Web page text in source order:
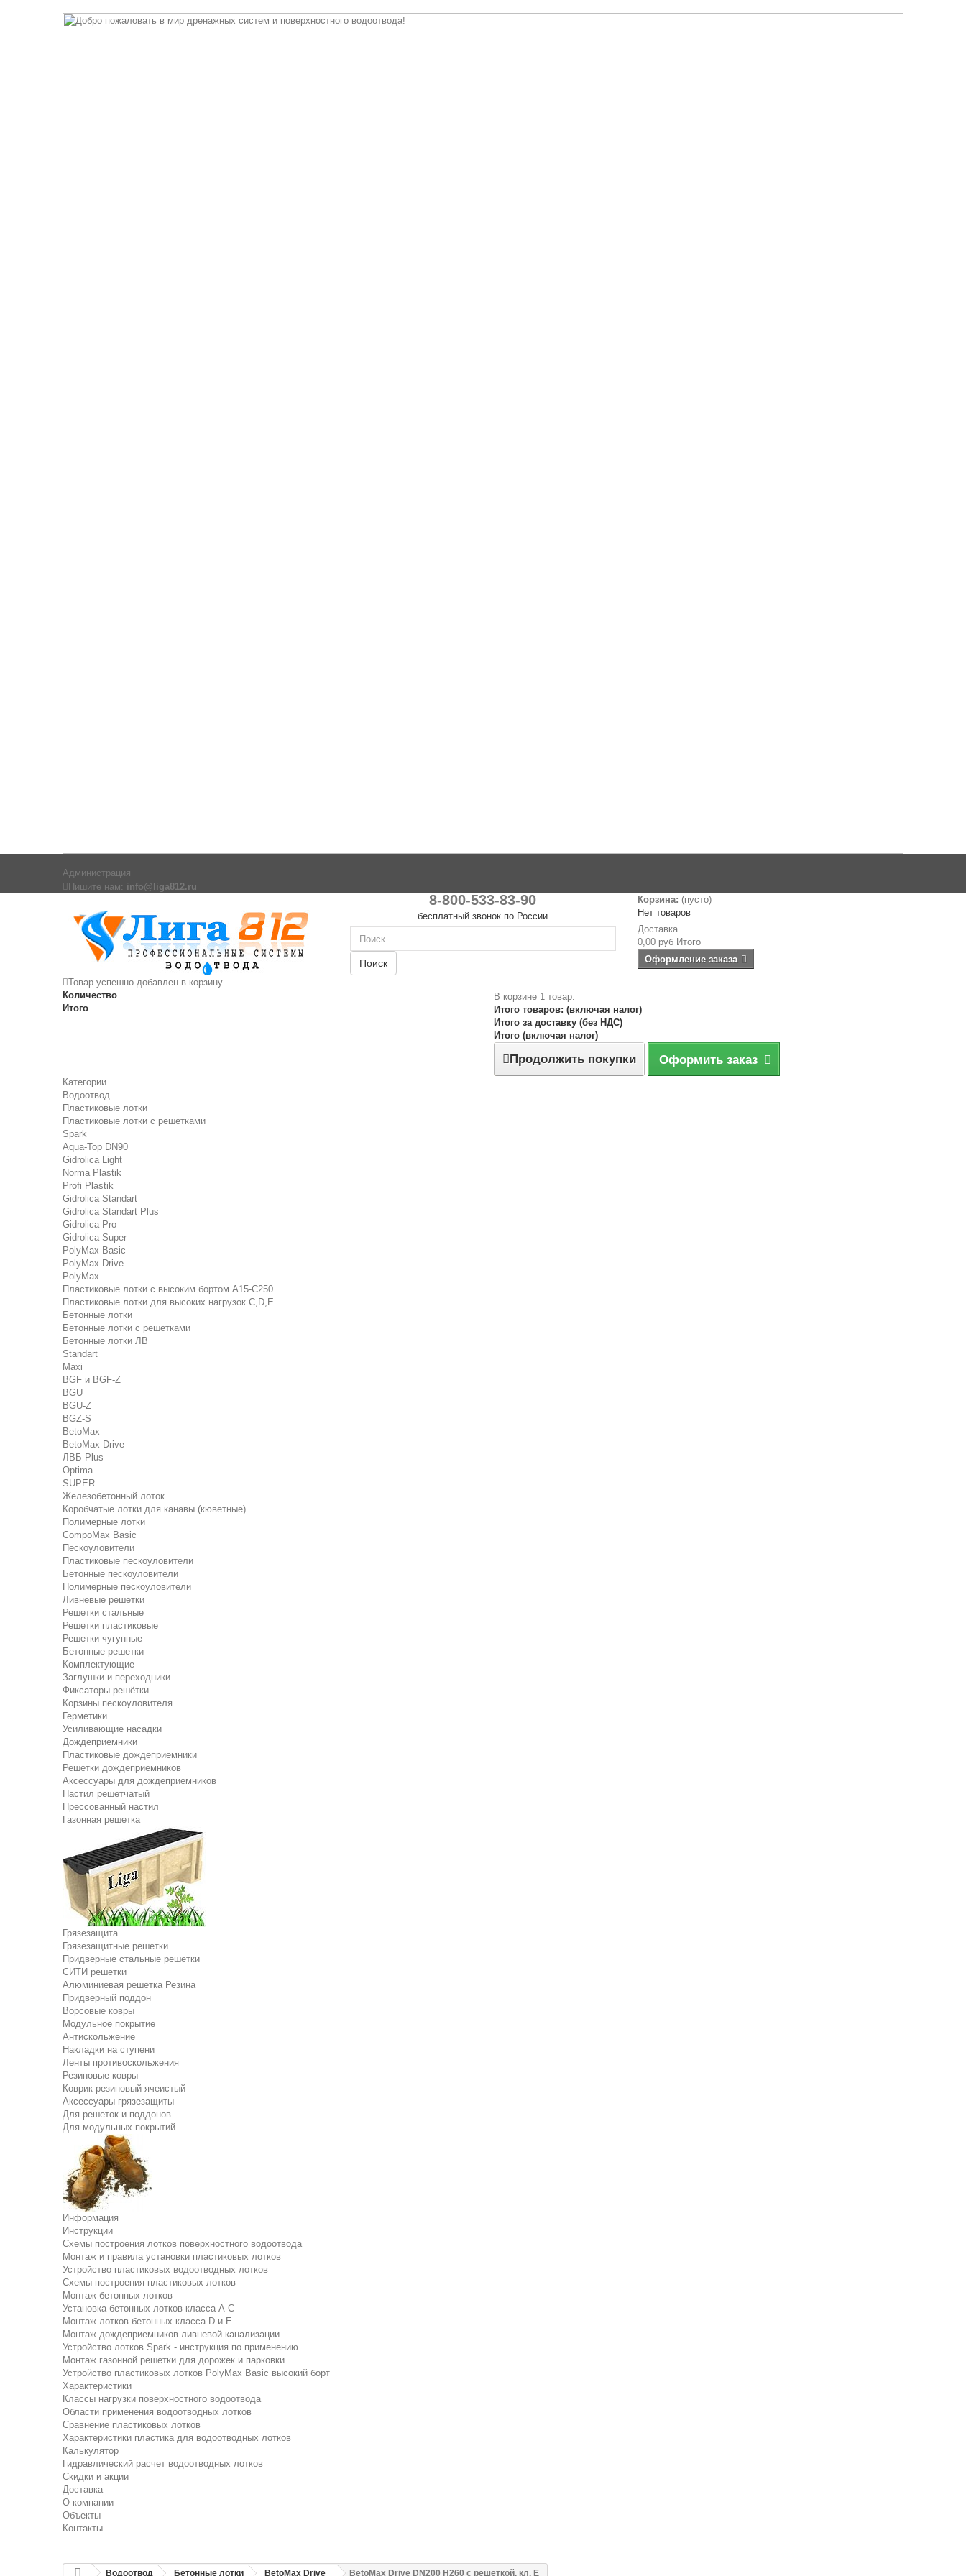
Администрация
Пишите нам: info@liga812.ru
8-800-533-83-90
бесплатный звонок по России
Поиск
Корзина: (пусто)
Нет товаров
Доставка
0,00 руб Итого
Оформление заказа
Товар успешно добавлен в корзину
Количество
Итого
В корзине 1 товар.
Итого товаров: (включая налог)
Итого за доставку (без НДС)
Итого (включая налог)
Продолжить покупки Оформить заказ
Категории
Водоотвод
Пластиковые лотки
Пластиковые лотки с решетками
Spark
Aqua-Top DN90
Gidrolica Light
Norma Plastik
Profi Plastik
Gidrolica Standart
Gidrolica Standart Plus
Gidrolica Pro
Gidrolica Super
PolyMax Basic
PolyMax Drive
PolyMax
Пластиковые лотки с высоким бортом А15-C250
Пластиковые лотки для высоких нагрузок C,D,E
Бетонные лотки
Бетонные лотки с решетками
Бетонные лотки ЛВ
Standart
Maxi
BGF и BGF-Z
BGU
BGU-Z
BGZ-S
BetoMax
BetoMax Drive
ЛВБ Plus
Optima
SUPER
Железобетонный лоток
Коробчатые лотки для канавы (кюветные)
Полимерные лотки
CompoMax Basic
Пескоуловители
Пластиковые пескоуловители
Бетонные пескоуловители
Полимерные пескоуловители
Ливневые решетки
Решетки стальные
Решетки пластиковые
Решетки чугунные
Бетонные решетки
Комплектующие
Заглушки и переходники
Фиксаторы решётки
Корзины пескоуловителя
Герметики
Усиливающие насадки
Дождеприемники
Пластиковые дождеприемники
Решетки дождеприемников
Аксессуары для дождеприемников
Настил решетчатый
Прессованный настил
Газонная решетка
Грязезащита
Грязезащитные решетки
Придверные стальные решетки
СИТИ решетки
Алюминиевая решетка Резина
Придверный поддон
Ворсовые ковры
Модульное покрытие
Антискольжение
Накладки на ступени
Ленты противоскольжения
Резиновые ковры
Коврик резиновый ячеистый
Аксессуары грязезащиты
Для решеток и поддонов
Для модульных покрытий
Информация
Инструкции
Схемы построения лотков поверхностного водоотвода
Монтаж и правила установки пластиковых лотков
Устройство пластиковых водоотводных лотков
Схемы построения пластиковых лотков
Монтаж бетонных лотков
Установка бетонных лотков класса A-C
Монтаж лотков бетонных класса D и E
Монтаж дождеприемников ливневой канализации
Устройство лотков Spark - инструкция по применению
Монтаж газонной решетки для дорожек и парковки
Устройство пластиковых лотков PolyMax Basic высокий борт
Характеристики
Классы нагрузки поверхностного водоотвода
Области применения водоотводных лотков
Сравнение пластиковых лотков
Характеристики пластика для водоотводных лотков
Калькулятор
Гидравлический расчет водоотводных лотков
Скидки и акции
Доставка
О компании
Объекты
Контакты
Водоотвод Бетонные лотки BetoMax Drive BetoMax Drive DN200 H260 с решеткой, кл. E